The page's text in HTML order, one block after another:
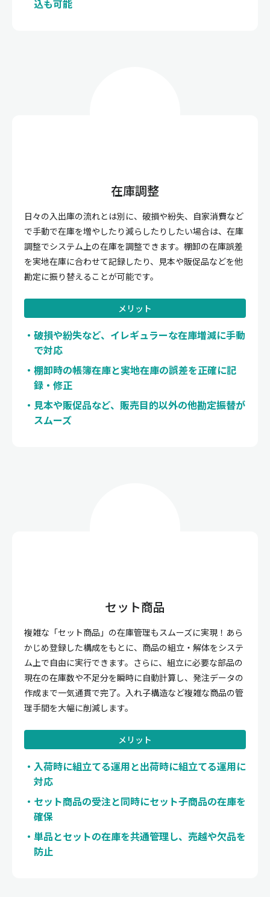
込も可能
在庫調整
日々の入出庫の流れとは別に、破損や紛失、自家消費など
で手動で在庫を増やしたり減らしたりしたい場合は、在庫
調整でシステム上の在庫を調整できます。棚卸の在庫誤差
を実地在庫に合わせて記録したり、見本や販促品などを他
勘定に振り替えることが可能です。
メリット
破損や紛失など、イレギュラーな在庫増減に手動
で対応
棚卸時の帳簿在庫と実地在庫の誤差を正確に記
録・修正
見本や販促品など、販売目的以外の他勘定振替が
スムーズ
セット商品
複雑な「セット商品」の在庫管理もスムーズに実現！あら
かじめ登録した構成をもとに、商品の組立・解体をシステ
ム上で自由に実行できます。さらに、組立に必要な部品の
現在の在庫数や不足分を瞬時に自動計算し、発注データの
作成まで一気通貫で完了。入れ子構造など複雑な商品の管
理手間を大幅に削減します。
メリット
入荷時に組立てる運用と出荷時に組立てる運用に
対応
セット商品の受注と同時にセット子商品の在庫を
確保
単品とセットの在庫を共通管理し、売越や欠品を
防止